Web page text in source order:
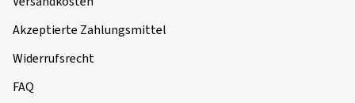
Akzeptierte Zahlungsmittel
Widerrufsrecht
FAQ